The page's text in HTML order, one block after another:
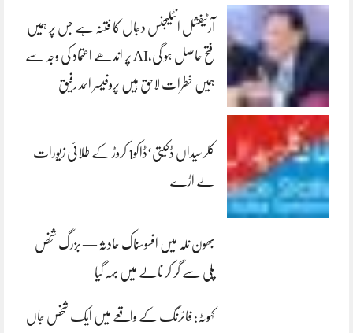
آرٹیفشل انٹلیجنس دجال کا فتنہ ہے جس پر ہمیں
فتح حاصل ہو گی،AI پر اندھے اعتماد کی وجہ سے
ہمیں خطرات لاحق ہیں پروفیسر احمد رفیق
کلرسیداں ڈکیتی‘ڈاکو1 کروڑ کے طلائی زیورات
لے اڑے
بھون نلہ میں افسوسناک حادثہ — بزرگ شخص
پلی سے گر کر نالے میں بہہ گیا
کہوٹہ: فائرنگ کے واقعے میں ایک شخص جاں